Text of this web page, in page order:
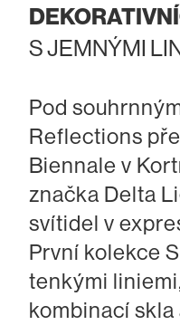
S JEMNÝMI
Pod
Reflections
Biennale v
značka Delta
svítidel v
První kolekce
tenkými
kombinací skla